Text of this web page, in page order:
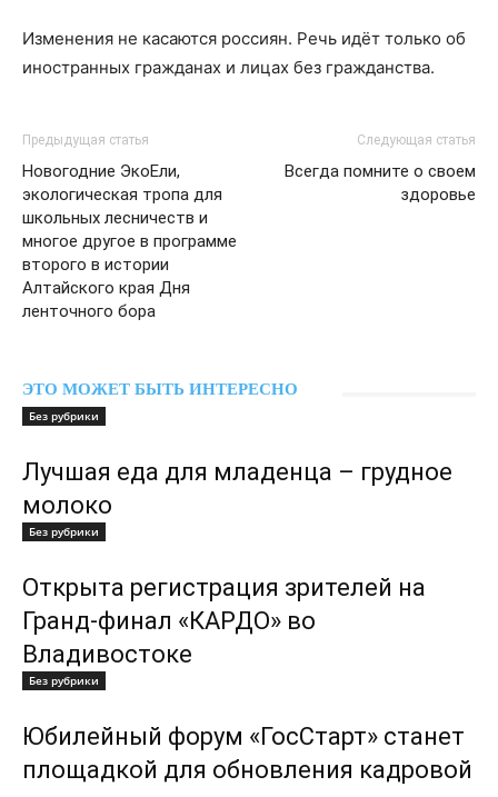
Изменения не касаются россиян. Речь идёт только об
иностранных гражданах и лицах без гражданства.
Предыдущая статья
Новогодние ЭкоЕли,
экологическая тропа для
школьных лесничеств и
многое другое в программе
второго в истории
Алтайского края Дня
ленточного бора
Следующая статья
Всегда помните о своем
здоровье
ЭТО МОЖЕТ БЫТЬ ИНТЕРЕСНО
Без рубрики
Лучшая еда для младенца – грудное
молоко
Без рубрики
Открыта регистрация зрителей на
Гранд-финал «КАРДО» во
Владивостоке
Без рубрики
Юбилейный форум «ГосСтарт» станет
площадкой для обновления кадровой